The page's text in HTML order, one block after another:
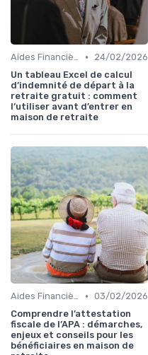
Aides Financières et Subventions •
24/02/2026
Un tableau Excel de calcul
d’indemnité de départ à la
retraite gratuit : comment
l’utiliser avant d’entrer en
maison de retraite
Aides Financières et Subventions • 03/02/2026
Comprendre l’attestation
fiscale de l’APA : démarches,
enjeux et conseils pour les
bénéficiaires en maison de